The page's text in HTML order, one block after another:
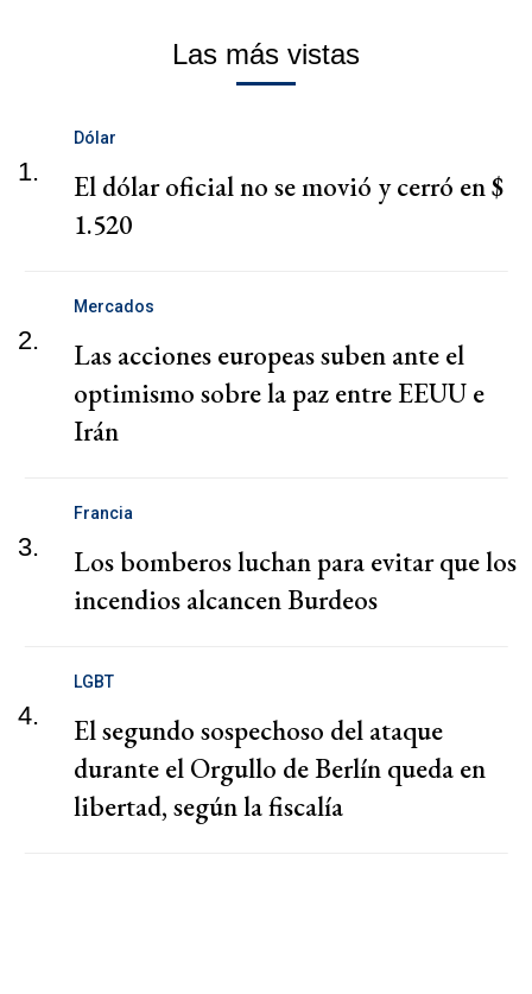
Las más vistas
1.
Dólar
El dólar oficial no se movió y cerró en $
1.520
2.
Mercados
Las acciones europeas suben ante el
optimismo sobre la paz entre EEUU e
Irán
3.
Francia
Los bomberos luchan para evitar que los
incendios alcancen Burdeos
4.
LGBT
El segundo sospechoso del ataque
durante el Orgullo de Berlín queda en
libertad, según la fiscalía